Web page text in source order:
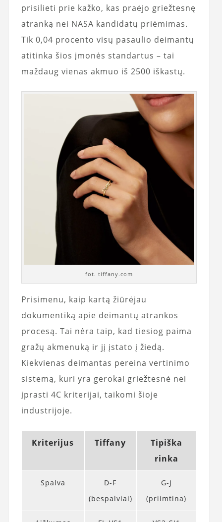
prisilieti prie kažko, kas praėjo griežtesnę
atranką nei NASA kandidatų priėmimas.
Tik 0,04 procento visų pasaulio deimantų
atitinka šios įmonės standartus – tai
maždaug vienas akmuo iš 2500 iškastų.
fot. tiffany.com
Prisimenu, kaip kartą žiūrėjau
dokumentiką apie deimantų atrankos
procesą. Tai nėra taip, kad tiesiog paima
gražų akmenuką ir jį įstato į žiedą.
Kiekvienas deimantas pereina vertinimo
sistemą, kuri yra gerokai griežtesnė nei
įprasti 4C kriterijai, taikomi šioje
industrijoje.
Kriterijus Tiffany
Tipiška
rinka
Spalva
D-F
(bespalviai)
G-J
(priimtina)